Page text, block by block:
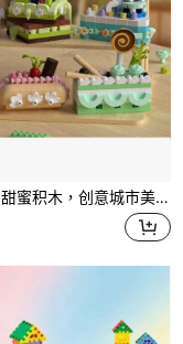
甜蜜积木，创意城市美食玩具套装，迷你蛋糕礼品派对游戏配件，复活节彩蛋填充物（儿童版）